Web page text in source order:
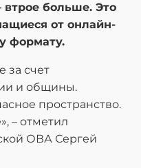
втрое больше. Это
от онлайн-
формату.
за счет
и общины.
пространство.
– отметил
ОВА Сергей